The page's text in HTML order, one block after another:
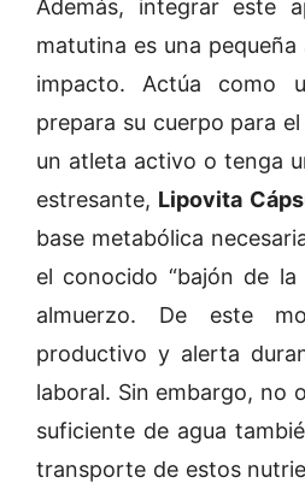
Además, integrar este
matutina es una
impacto. Actúa como
prepara su cuerpo para
un atleta activo o tenga
estresante, Lipovita
base metabólica
el conocido “bajón de la
almuerzo. De este
productivo y alerta
laboral. Sin embargo, no
suficiente de agua
transporte de estos